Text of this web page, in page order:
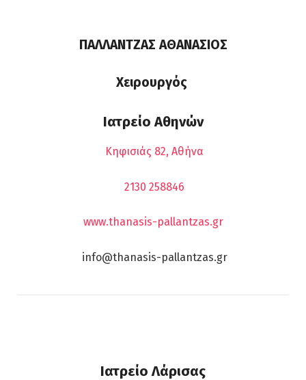
ΠΑΛΛΑΝΤΖΑΣ ΑΘΑΝΑΣΙΟΣ
Χειρουργός
Ιατρείο Αθηνών
Κηφισιάς 82, Αθήνα
2130 258846
www.thanasis-pallantzas.gr
info@thanasis-pallantzas.gr
Ιατρείο Λάρισας